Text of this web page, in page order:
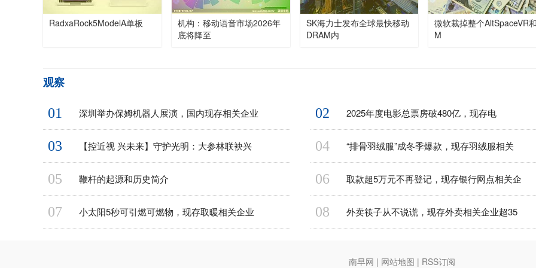
RadxaRock5ModelA单板
机构：移动语音市场2026年
底将降至
SK海力士发布全球最快移动
DRAM内
微软裁掉整个AltSpaceVR
M
观察
01 深圳举办保姆机器人展演，国内现存相关企业 02 2025年度电影总票房破480亿，现存电
03 【控近视 兴未来】守护光明：大参林联袂兴 04 “排骨羽绒服”成冬季爆款，现存羽绒服相关
05 鞭杆的起源和历史简介 06 取款超5万元不再登记，现存银行网点相关企
07 小太阳5秒可引燃可燃物，现存取暖相关企业 08 外卖筷子从不说谎，现存外卖相关企业超35
南早网 | 网站地图 | RSS订阅